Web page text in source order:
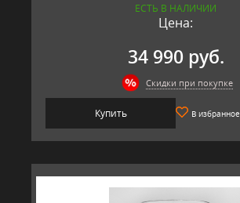
ЕСТЬ В НАЛИЧИИ
Цена:
34 990 руб.
Скидки при покупке
Купить В избранное